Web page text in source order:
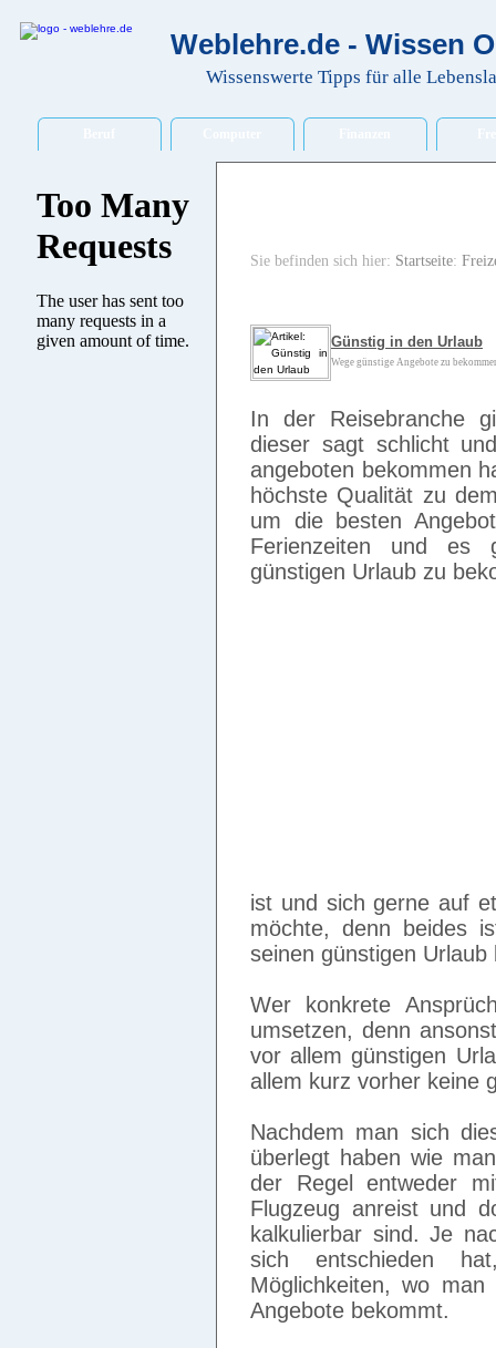
Weblehre.de - Wissen
Wissenswerte Tipps für alle
Sie befinden sich hier: Startseite:
Günstig in den Urlaub
Wege günstige Angebote zu
In der Reisebranche
dieser sagt schlicht
angeboten bekommen
höchste Qualität zu
um die besten
Ferienzeiten und es
günstigen Urlaub zu
ist und sich gerne auf
möchte, denn beides
seinen günstigen
Wer konkrete
umsetzen, denn
vor allem günstigen
allem kurz vorher keine
Nachdem man sich
überlegt haben wie
der Regel entweder
Flugzeug anreist und
kalkulierbar sind. Je
sich entschieden
Möglichkeiten, wo
Angebote bekommt.